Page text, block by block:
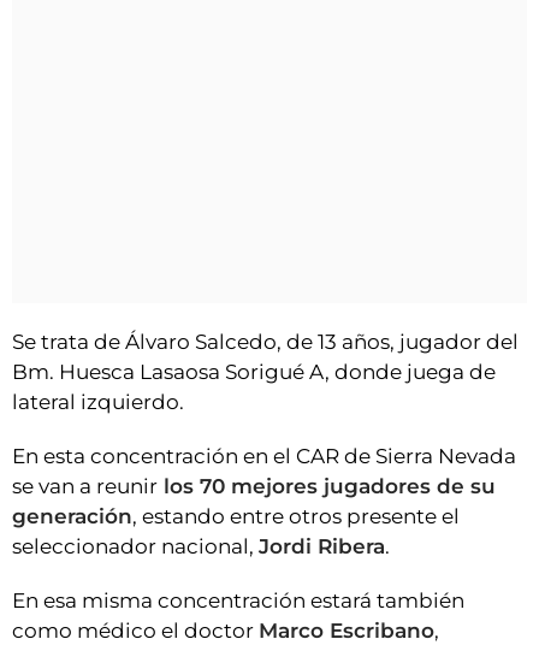
Se trata de Álvaro Salcedo, de 13 años, jugador del
Bm. Huesca Lasaosa Sorigué A, donde juega de
lateral izquierdo.
En esta concentración en el CAR de Sierra Nevada
se van a reunir los 70 mejores jugadores de su
generación, estando entre otros presente el
seleccionador nacional, Jordi Ribera.
En esa misma concentración estará también
como médico el doctor Marco Escribano,